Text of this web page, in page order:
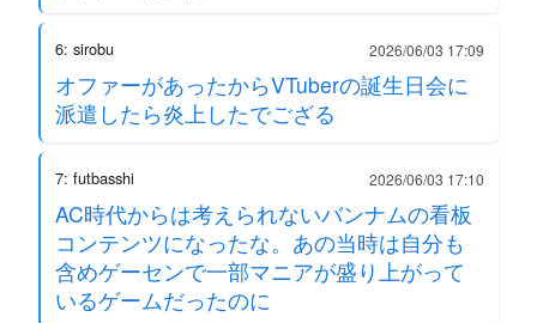
6: sirobu 2026/06/03 17:09
オファーがあったからVTuberの誕生日会に
派遣したら炎上したでござる
7: futbasshi 2026/06/03 17:10
AC時代からは考えられないバンナムの看板
コンテンツになったな。あの当時は自分も
含めゲーセンで一部マニアが盛り上がって
いるゲームだったのに